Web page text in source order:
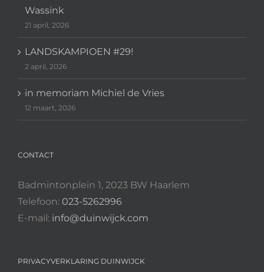
Wassink
21 april, 2026
LANDSKAMPIOEN #29!
2 april, 2026
in memoriam Michiel de Vries
12 maart, 2026
CONTACT
Badmintonplein 1, 2023 BW Haarlem
Telefoon: 023-5262996
E-mail: info@duinwijck.com
PRIVACYVERKLARING DUINWIJCK